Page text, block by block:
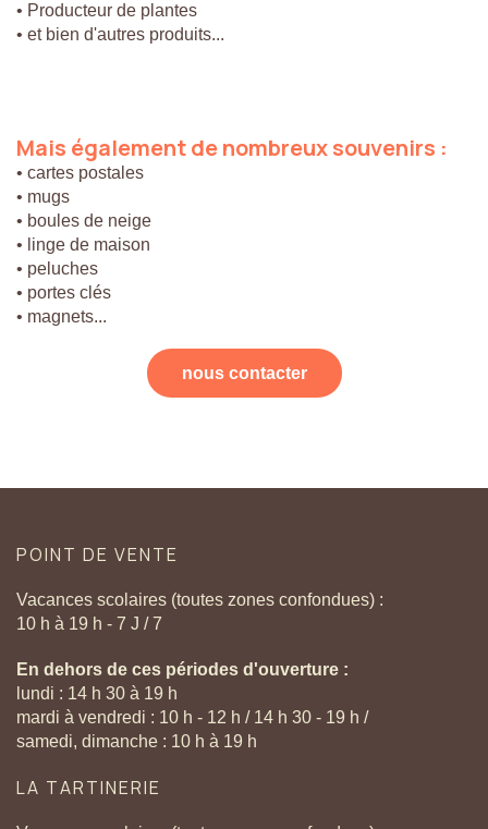
• Producteur de plantes
• et bien d'autres produits...
Mais égalementdenombreuxsouvenirs :
• cartes postales
• mugs
• boules de neige
• linge de maison
• peluches
• portes clés
• magnets...
nous contacter
POINT DE VENTE
Vacances scolaires (toutes zones confondues) :
10 h à 19 h - 7 J / 7
En dehors de ces périodes d'ouverture :
lundi : 14 h 30 à 19 h
mardi à vendredi : 10 h - 12 h / 14 h 30 - 19 h /
samedi, dimanche : 10 h à 19 h
LA TARTINERIE